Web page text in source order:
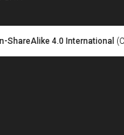
ShareAlike 4.0 International